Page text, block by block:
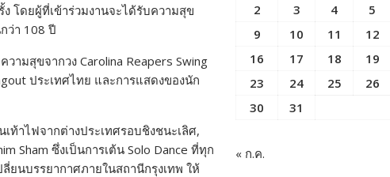
โดยผู้ที่เข้าร่วมงานจะได้รับความสุข
ว่า 108 ปี
มสุขจากวง Carolina Reapers Swing
ประเทศไทย และการแสดงของนัก
ท้าไฟจากต่างประเทศรอบชิงชนะเลิศ,
Sham ซึ่งเป็นการเต้น Solo Dance ที่ทุก
ยนบรรยากาศภายในสถานีกรุงเทพ ให้
2
3 4 5
9
10 11 12
16
17 18 19
23
24 25 26
30
31
« ก.ค.